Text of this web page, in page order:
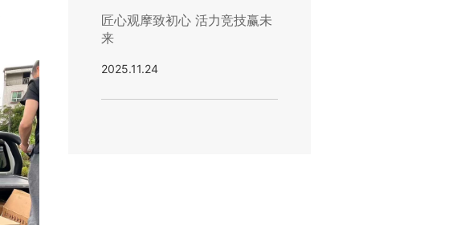
匠心观摩致初心 活力竞技赢未
来
2025.11.24